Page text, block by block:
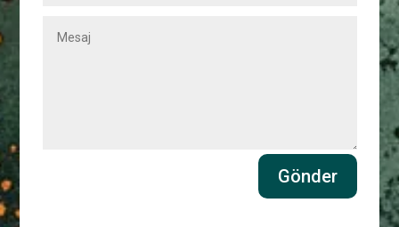
Gönder